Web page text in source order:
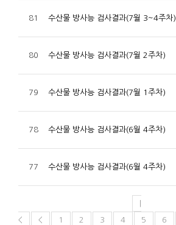
81 수산물 방사능 검사결과(7월 3~4주차)
80 수산물 방사능 검사결과(7월 2주차)
79 수산물 방사능 검사결과(7월 1주차)
78 수산물 방사능 검사결과(6월 4주차)
77 수산물 방사능 검사결과(6월 4주차)
< < 1 2 3 4 5 6